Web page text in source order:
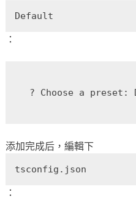
Default
：
添加完成后，編輯下
tsconfig.json
：